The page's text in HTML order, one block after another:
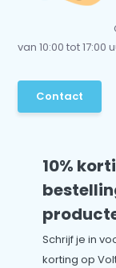
van 10:00 tot 17:00
Contact
10%
Schrijf je in
korting op